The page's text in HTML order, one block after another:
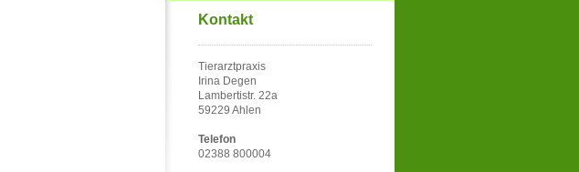
Kontakt
Tierarztpraxis
Irina Degen
Lambertistr. 22a
59229 Ahlen
Telefon
02388 800004